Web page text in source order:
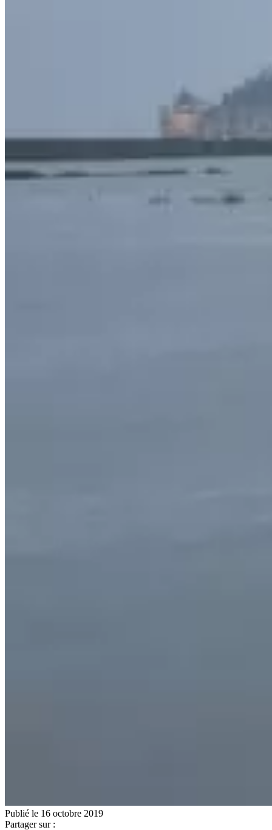
Publié le 16 octobre 2019
Partager sur :